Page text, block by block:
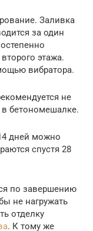
Заливка
за один
этажа.
вибратора.
не
бетономешалке.
дней можно
спустя 28
по завершению
не нагружать
отделку
. К тому же